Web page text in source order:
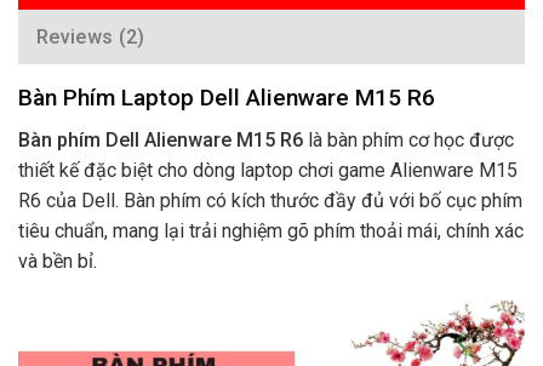
Reviews (2)
Bàn Phím Laptop Dell Alienware M15 R6
Bàn phím Dell Alienware M15 R6 là bàn phím cơ học được
thiết kế đặc biệt cho dòng laptop chơi game Alienware M15
R6 của Dell. Bàn phím có kích thước đầy đủ với bố cục phím
tiêu chuẩn, mang lại trải nghiệm gõ phím thoải mái, chính xác
và bền bỉ.